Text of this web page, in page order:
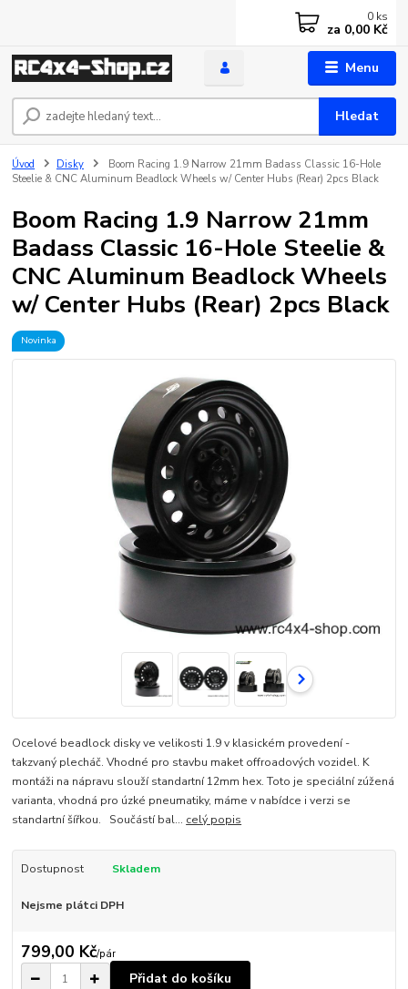
Menu
Hledat
0 ks
za 0,00 Kč
Úvod Disky
Boom Racing 1.9 Narrow 21mm Badass Classic 16-Hole
Steelie & CNC Aluminum Beadlock Wheels w/ Center Hubs (Rear) 2pcs Black
Boom Racing 1.9 Narrow 21mm
Badass Classic 16-Hole Steelie &
CNC Aluminum Beadlock Wheels
w/ Center Hubs (Rear) 2pcs Black
Novinka
Ocelové beadlock disky ve velikosti 1.9 v klasickém provedení -
takzvaný plecháč. Vhodné pro stavbu maket offroadových vozidel. K
montáži na nápravu slouží standartní 12mm hex. Toto je speciální zúžená
varianta, vhodná pro úzké pneumatiky, máme v nabídce i verzi se
standartní šířkou. Součástí bal... celý popis
Dostupnost Skladem
Nejsme plátci DPH
799,00 Kč/pár
Přidat do košíku